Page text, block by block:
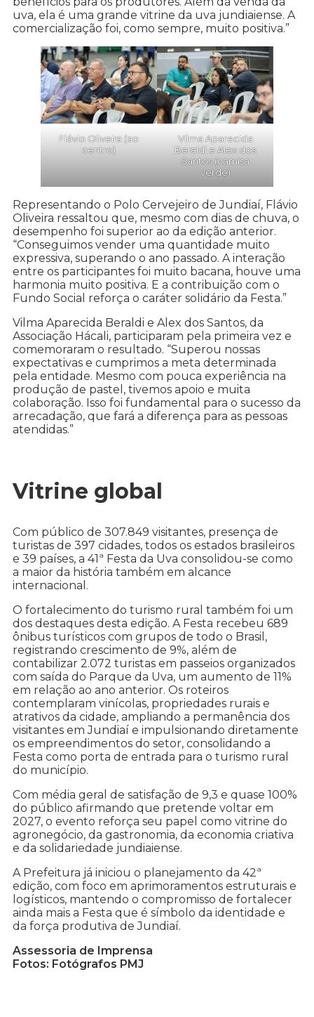
uva, ela é uma grande vitrine da uva jundiaiense. A
comercialização foi, como sempre, muito positiva.”
Flávio Oliveira (ao
centro)
Vilma Aparecida
Beraldi e Alex dos
Santos (camisa
verde)
Representando o Polo Cervejeiro de Jundiaí, Flávio
Oliveira ressaltou que, mesmo com dias de chuva, o
desempenho foi superior ao da edição anterior.
“Conseguimos vender uma quantidade muito
expressiva, superando o ano passado. A interação
entre os participantes foi muito bacana, houve uma
harmonia muito positiva. E a contribuição com o
Fundo Social reforça o caráter solidário da Festa.”
Vilma Aparecida Beraldi e Alex dos Santos, da
Associação Hácali, participaram pela primeira vez e
comemoraram o resultado. “Superou nossas
expectativas e cumprimos a meta determinada
pela entidade. Mesmo com pouca experiência na
produção de pastel, tivemos apoio e muita
colaboração. Isso foi fundamental para o sucesso da
arrecadação, que fará a diferença para as pessoas
atendidas.”
Vitrine global
Com público de 307.849 visitantes, presença de
turistas de 397 cidades, todos os estados brasileiros
e 39 países, a 41ª Festa da Uva consolidou-se como
a maior da história também em alcance
internacional.
O fortalecimento do turismo rural também foi um
dos destaques desta edição. A Festa recebeu 689
ônibus turísticos com grupos de todo o Brasil,
registrando crescimento de 9%, além de
contabilizar 2.072 turistas em passeios organizados
com saída do Parque da Uva, um aumento de 11%
em relação ao ano anterior. Os roteiros
contemplaram vinícolas, propriedades rurais e
atrativos da cidade, ampliando a permanência dos
visitantes em Jundiaí e impulsionando diretamente
os empreendimentos do setor, consolidando a
Festa como porta de entrada para o turismo rural
do município.
Com média geral de satisfação de 9,3 e quase 100%
do público afirmando que pretende voltar em
2027, o evento reforça seu papel como vitrine do
agronegócio, da gastronomia, da economia criativa
e da solidariedade jundiaiense.
A Prefeitura já iniciou o planejamento da 42ª
edição, com foco em aprimoramentos estruturais e
logísticos, mantendo o compromisso de fortalecer
ainda mais a Festa que é símbolo da identidade e
da força produtiva de Jundiaí.
Assessoria de Imprensa
Fotos: Fotógrafos PMJ